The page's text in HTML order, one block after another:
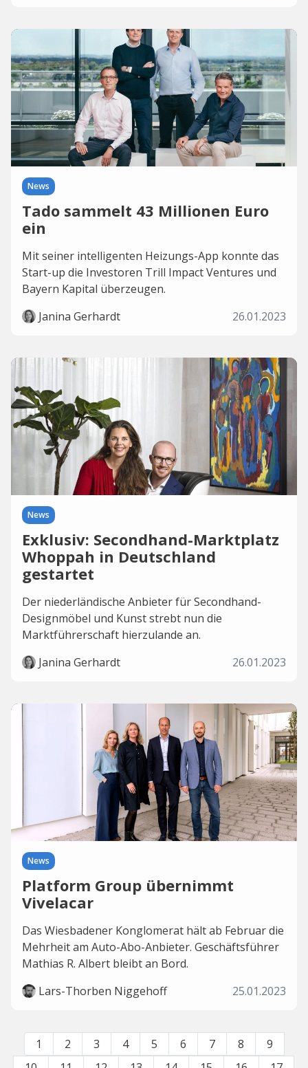
News
Tado sammelt 43 Millionen Euro
ein
Mit seiner intelligenten Heizungs-App konnte das
Start-up die Investoren Trill Impact Ventures und
Bayern Kapital überzeugen.
Janina Gerhardt
26.01.2023
News
Exklusiv: Secondhand-Marktplatz
Whoppah in Deutschland
gestartet
Der niederländische Anbieter für Secondhand-
Designmöbel und Kunst strebt nun die
Marktführerschaft hierzulande an.
Janina Gerhardt
26.01.2023
News
Platform Group übernimmt
Vivelacar
Das Wiesbadener Konglomerat hält ab Februar die
Mehrheit am Auto-Abo-Anbieter. Geschäftsführer
Mathias R. Albert bleibt an Bord.
Lars-Thorben Niggehoff
25.01.2023
1 2 3 4 5 6 7 8
9